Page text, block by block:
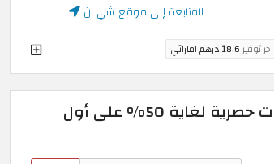
المتابعة إلى موقع شي ان
اخر توفير18.6 درهم اماراتي
كود خصم شي ان قوي | خصومات حصرية لغاية 50% على أول